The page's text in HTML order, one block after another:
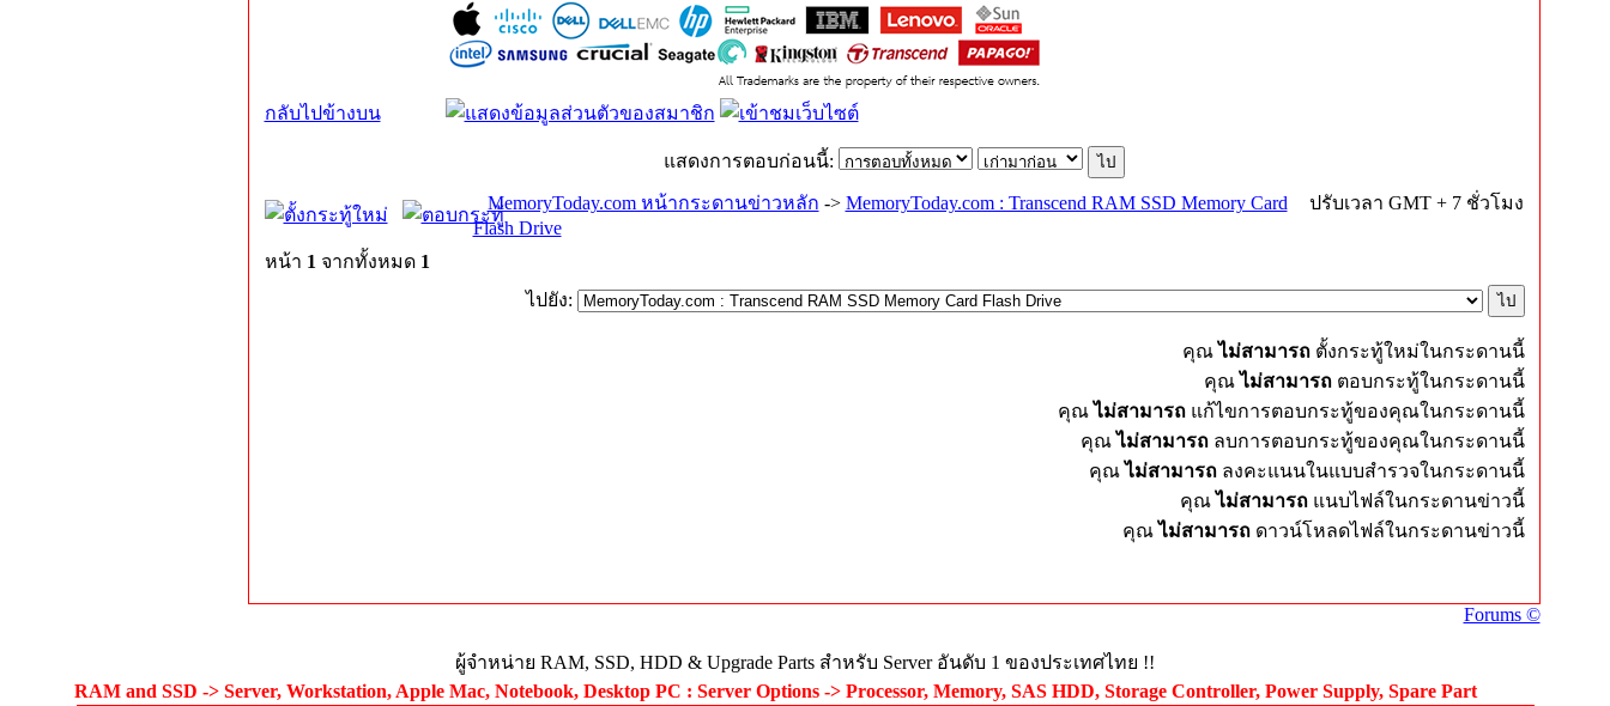
กลับไปข้างบน
แสดงการตอบก่อนนี้:
MemoryToday.com หน้ากระดานข่าวหลัก -> MemoryToday.com : Transcend RAM SSD Memory Card
Flash Drive
ปรับเวลา GMT + 7 ชั่วโมง
หน้า 1 จากทั้งหมด 1
ไปยัง:
คุณไม่สามารถตั้งกระทู้ใหม่ในกระดานนี้
คุณไม่สามารถตอบกระทู้ในกระดานนี้
คุณไม่สามารถแก้ไขการตอบกระทู้ของคุณในกระดานนี้
คุณไม่สามารถลบการตอบกระทู้ของคุณในกระดานนี้
คุณไม่สามารถลงคะแนนในแบบสำรวจในกระดานนี้
คุณไม่สามารถ แนบไฟล์ในกระดานข่าวนี้
คุณไม่สามารถ ดาวน์โหลดไฟล์ในกระดานข่าวนี้
Forums ©
ผู้จำหน่าย RAM, SSD, HDD & Upgrade Parts สำหรับ Server อันดับ 1 ของประเทศไทย !!
RAM and SSD -> Server, Workstation, Apple Mac, Notebook, Desktop PC : Server Options -> Processor, Memory, SAS HDD, Storage Controller, Power Supply, Spare Part